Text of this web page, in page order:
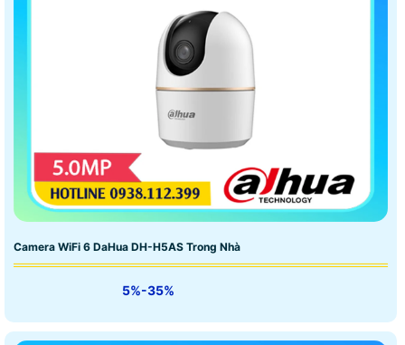
Camera WiFi 6 DaHua DH-H5AS Trong Nhà
5%-35%